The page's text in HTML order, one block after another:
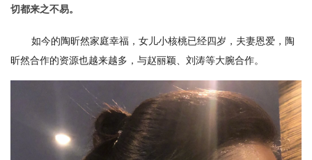
切都来之不易。
如今的陶昕然家庭幸福，女儿小核桃已经四岁，夫妻恩爱，陶
昕然合作的资源也越来越多，与赵丽颖、刘涛等大腕合作。